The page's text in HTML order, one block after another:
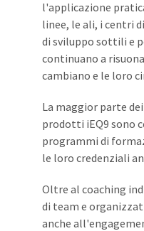
l'applicazione
linee, le ali, i centri
di sviluppo sottili e
continuano a
cambiano e le loro
La maggior parte
prodotti iEQ9 sono
programmi di
le loro credenziali
Oltre al coaching
di team e
anche